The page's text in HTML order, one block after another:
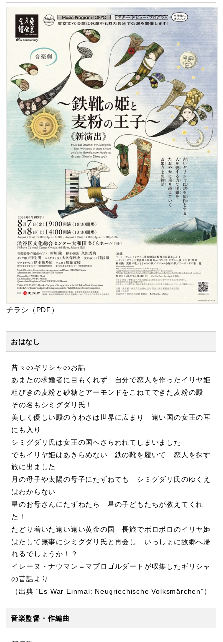
チラシ（PDF）
おはなし
昔々のギリシャのお話
あまたの求婚者に目もくれず 自分で恋人を作ったイリヤ姫
粗びきの麦粉と砂糖とアーモンドをこねてできた麦粉の殿
その名もシミグダリ氏！
美しく優しい殿のうわさは世界に広まり 遠い国の女王の耳
にも入り
シミグダリ氏は女王の国へさらわれてしまいました
でもイリヤ姫はあきらめない 鉄の靴を履いて 恋人を探す
旅に出ました
月の母子や太陽の母子にたずねても シミグダリ氏のゆくえ
はわからない
星のお母さんにたずねたら 星の子どもたちが教えてくれ
た！
たどり着いた遠い遠い黄金の国 長旅でボロボロのイリヤ姫
はたして無事にシミグダリ氏と再会し いっしょに故郷へ帰
れるでしょうか！？
イレーヌ・ナウマン＝マブロゴルダートが収集したギリシャ
の昔話より
（出典 “Es War Einmal: Neugriechische Volksmärchen”）
音楽監督・作編曲